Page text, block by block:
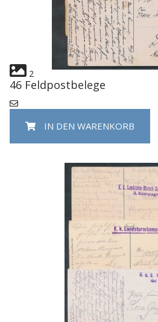
2
46 Feldpostbelege
IN DEN WARENKORB